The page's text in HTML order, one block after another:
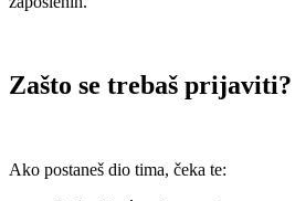
Zašto se trebaš prijaviti?
Ako postaneš dio tima, čeka te: